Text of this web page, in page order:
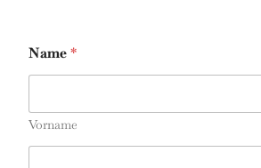
Name*
Vorname